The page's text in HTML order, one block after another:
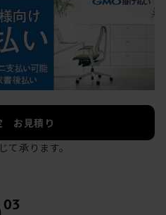
お見積り
て承ります。